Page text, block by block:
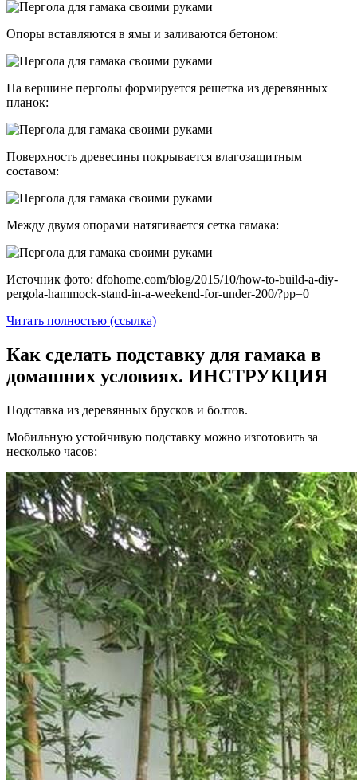
Опоры вставляются в ямы и заливаются бетоном:
На вершине перголы формируется решетка из деревянных
планок:
Поверхность древесины покрывается влагозащитным
составом:
Между двумя опорами натягивается сетка гамака:
Источник фото: dfohome.com/blog/2015/10/how-to-build-a-diy-
pergola-hammock-stand-in-a-weekend-for-under-200/?pp=0
Читать полностью (ссылка)
Как сделать подставку для гамака в
домашних условиях. ИНСТРУКЦИЯ
Подставка из деревянных брусков и болтов.
Мобильную устойчивую подставку можно изготовить за
несколько часов: